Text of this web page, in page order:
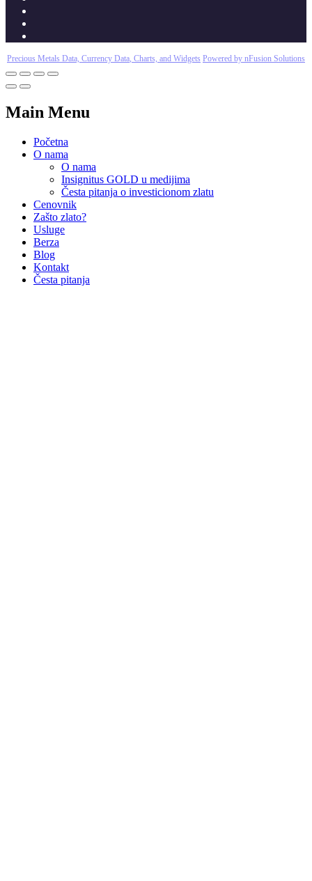
Precious Metals Data, Currency Data, Charts, and Widgets Powered by nFusion Solutions
Main Menu
Početna
O nama
O nama
Insignitus GOLD u medijima
Česta pitanja o investicionom zlatu
Cenovnik
Zašto zlato?
Usluge
Berza
Blog
Kontakt
Česta pitanja